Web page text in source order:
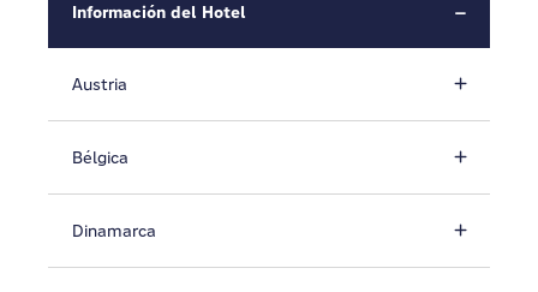
Información del Hotel
Austria
Bélgica
Dinamarca